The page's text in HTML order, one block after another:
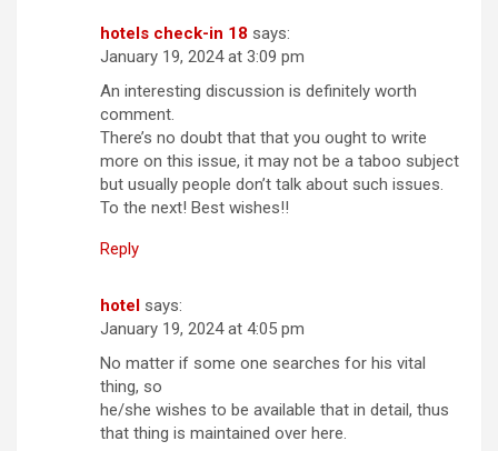
hotels check-in 18 says:
January 19, 2024 at 3:09 pm
An interesting discussion is definitely worth
comment.
There’s no doubt that that you ought to write
more on this issue, it may not be a taboo subject
but usually people don’t talk about such issues.
To the next! Best wishes!!
Reply
hotel says:
January 19, 2024 at 4:05 pm
No matter if some one searches for his vital
thing, so
he/she wishes to be available that in detail, thus
that thing is maintained over here.